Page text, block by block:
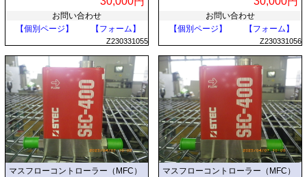
お問い合わせ
【個別ページ】
【フォーム】
Z230331055
お問い合わせ
【個別ページ】
【フォーム】
Z230331056
マスフローコントローラー（MFC） マスフローコントローラー（MFC）